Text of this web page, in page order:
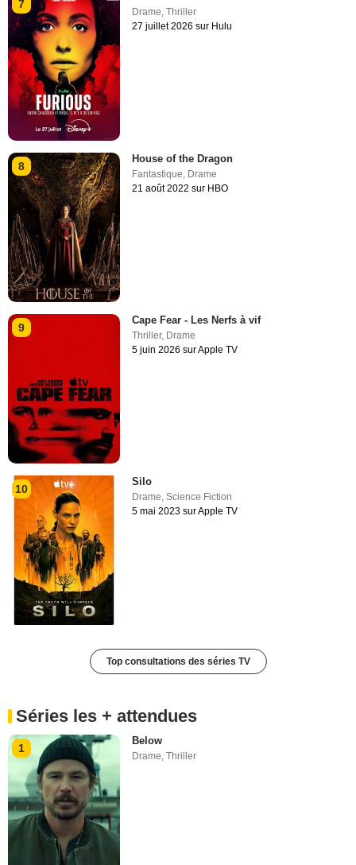
7
Drame,Thriller
27 juillet 2026 sur Hulu
8
House of the Dragon
Fantastique Drame
21 août 2022 sur HBO
9
Cape Fear - Les Nerfs à vif
Thriller, Drame
5 juin 2026 sur Apple TV
10
Silo
Drame,Science Fiction
5 mai 2023 sur Apple TV
Top consultations des séries TV
Séries les + attendues
1
Below
Drame,Thriller